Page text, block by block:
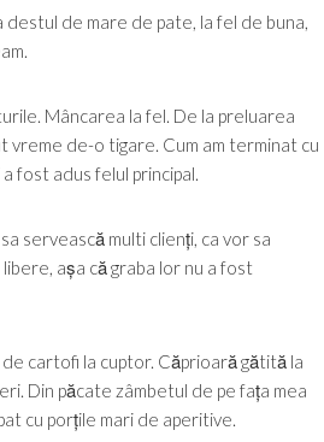
de mare de pate, la fel de buna,
Mâncarea la fel. De la preluarea
vreme de-o tigare. Cum am terminat cu
fost adus felul principal.
servească multi clienți, ca vor sa
așa că graba lor nu a fost
cartofi la cuptor. Căprioară gătită la
Din păcate zâmbetul de pe fața mea
cu porțile mari de aperitive.